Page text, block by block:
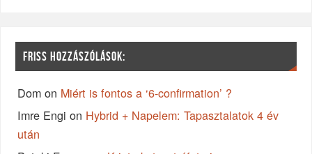
FRISS HOZZÁSZÓLÁSOK:
Dom on Miért is fontos a ‘6-confirmation’ ?
Imre Engi on Hybrid + Napelem: Tapasztalatok 4 év
után